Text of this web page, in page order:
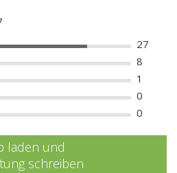
27
8
1
0
0
laden und
schreiben